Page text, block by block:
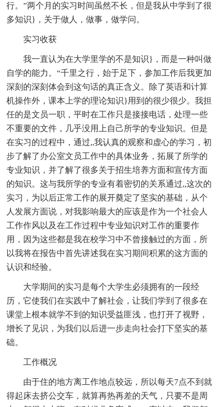
行。”两个月的实习时间虽然不长，但是我从中学到了很
多知识}，关于做人，做事，做学问。
实习收获
我一直认为在大学里学的不是知识}，而是一种叫做
自学的能力。“千里之行，始于足下，参加工作后我更加
深刻的深刻体会到这句话的真正含义。除了英语和计算
机操作外，课本上学的理论知识}用到的很少很少。我担
任的是文员一职，平时在工作只是接接电话，处理一些
不重要的文件，几乎没用上自己所学的专业知识。但是
在实习的过程中，通过,,我认真的观察和虚心的学习，初
步了解了办公室文员工作中的具体业务，拓展了所学的
专业知识，并了解了很多关于招生培养方面和宣传方面
的知识。这与我所学的专业有着密切的关系通过,,这次的
实习，为以后正常工作的展开奠定了坚实的基础，从个
人发展方面说，对我影响最大的应该是作为一个社会人
工作作风以及在工作过程中专业知识对工作的重要作
用，因为这些都是我在校学习中不曾接触过的方面，所
以我将在报告中首先讲述我在实习期间积累的这方面的
认识和经验。
大学期间的实习是每个大学生必须拥有的一段经
历，它使我们在实践中了解社会，让我们学到了很多在
课堂上根本就学不到的知识受益匪浅，也打开了视野，
增长了见识，为我们以后进一步走向社会打下坚实的基
础。
工作概况
由于住的地方离工作地点较远，所以每天7点不到就
得起床去挤公交车，就算再热再差的天气，只要不是周